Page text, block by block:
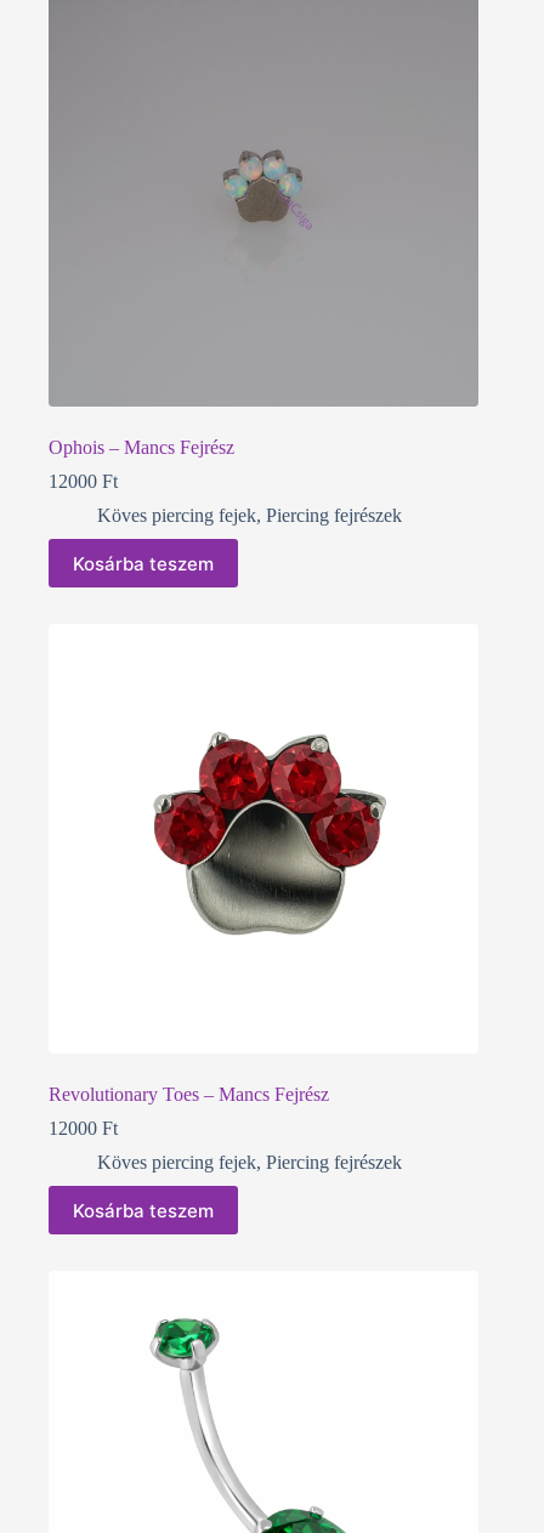
Ophois – Mancs Fejrész
12000 Ft
Köves piercing fejek, Piercing fejrészek
Kosárba teszem
Revolutionary Toes – Mancs Fejrész
12000 Ft
Köves piercing fejek, Piercing fejrészek
Kosárba teszem